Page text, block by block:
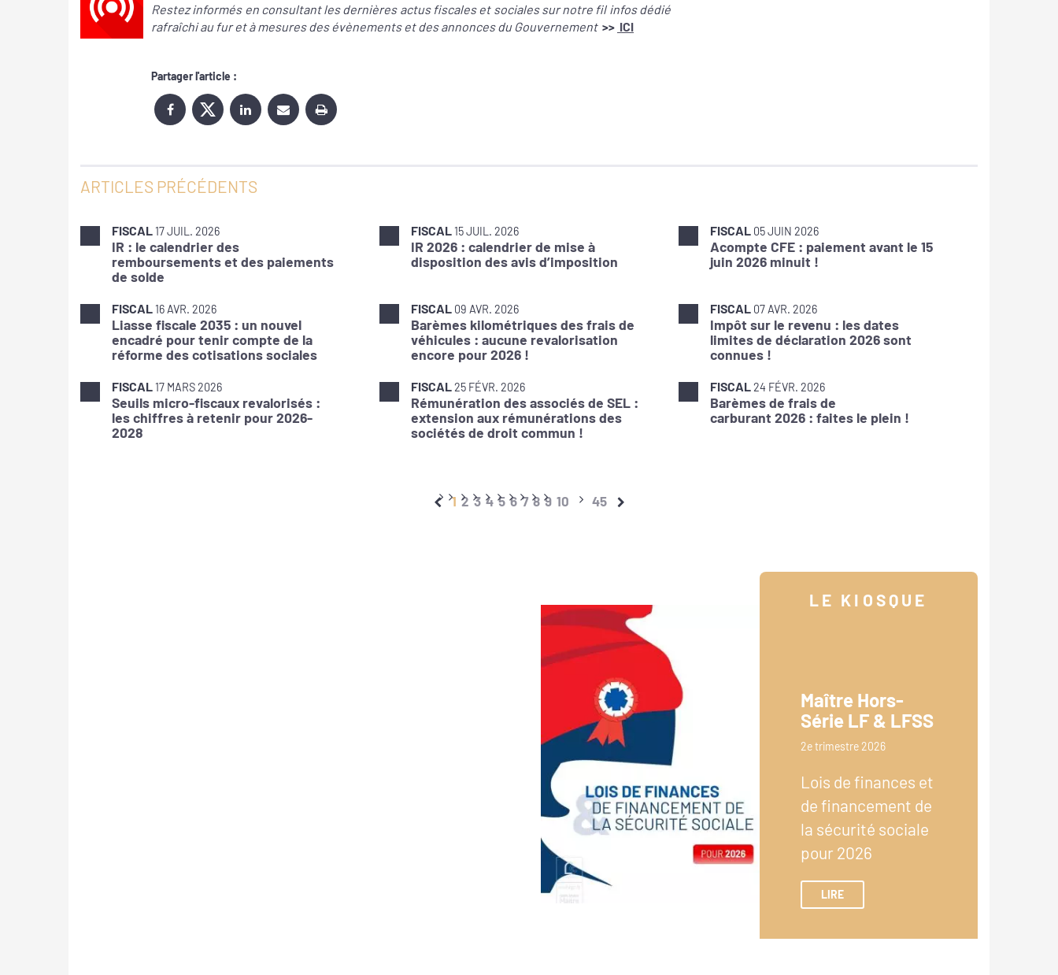
Restez informés en consultant les dernières actus fiscales et sociales sur notre fil infos dédié
rafraîchi au fur et à mesures des évènements et des annonces du Gouvernement>> ICI
Partager l'article :
ARTICLES PRÉCÉDENTS
FISCAL17 JUIL. 2026
IR : le calendrier des
remboursements et des paiements
de solde
FISCAL15 JUIL. 2026
IR 2026 : calendrier de mise à
disposition des avis d’imposition
FISCAL 05 JUIN 2026
Acompte CFE : paiement avant le 15
juin 2026 minuit !
FISCAL16 AVR. 2026
Liasse fiscale 2035 : un nouvel
encadré pour tenir compte de la
réforme des cotisations sociales
FISCAL 09 AVR. 2026
Barèmes kilométriques des frais de
véhicules : aucune revalorisation
encore pour 2026 !
FISCAL 07 AVR. 2026
Impôt sur le revenu : les dates
limites de déclaration 2026 sont
connues !
FISCAL17 MARS 2026
Seuils micro-fiscaux revalorisés :
les chiffres à retenir pour 2026-
2028
FISCAL25 FÉVR. 2026
Rémunération des associés de SEL :
extension aux rémunérations des
sociétés de droit commun !
FISCAL24 FÉVR. 2026
Barèmes de frais de
carburant 2026 : faites le plein !
1 2 3 4 5 6 7 8 9 10 45
LE KIOSQUE
Maître Hors-
Série LF & LFSS
2e trimestre 2026
Lois de finances et
de financement de
la sécurité sociale
pour 2026
LIRE